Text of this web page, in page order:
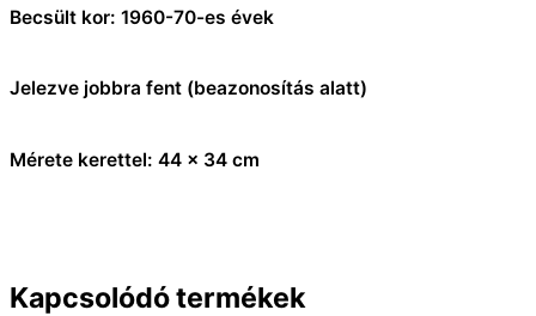
Becsült kor: 1960-70-es évek
Jelezve jobbra fent (beazonosítás alatt)
Mérete kerettel: 44 x 34 cm
Kapcsolódó termékek